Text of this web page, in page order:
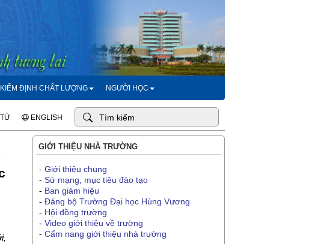
KIỂM ĐỊNH CHẤT LƯỢNG NGƯỜI HỌC
ENGLISH
GIỚI THIỆU NHÀ TRƯỜNG
- Giới thiệu chung
- Sứ mạng, mục tiêu đào tạo
- Ban giám hiệu
- Đảng bộ Trường Đại học Hùng Vương
- Hội đồng trường
- Video giới thiệu về trường
- Cẩm nang giới thiệu nhà trường